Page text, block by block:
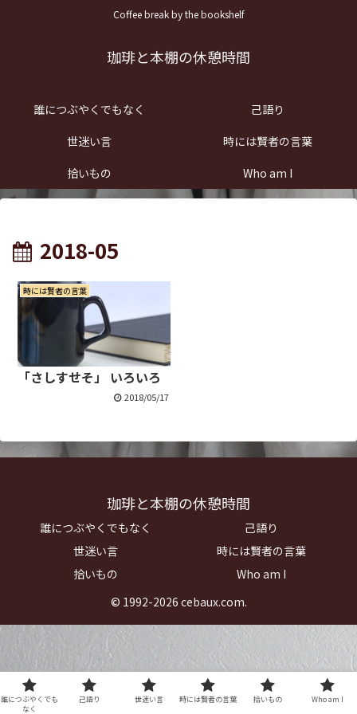
Coffee break by the bookshelf
珈琲と本棚の休憩時間
誰につぶやくでもなく
己語り
世迷い言
時には賢者の言葉
拾いもの
Who am I
2018-05
時には賢者の言葉
「さしすせそ」 いろいろ
2018/05/17
珈琲と本棚の休憩時間
誰につぶやくでもなく
己語り
世迷い言
時には賢者の言葉
拾いもの
Who am I
© 1992-2026 cebaux.com.
誰につぶやくでも
なく
己語り 世迷い言 時には賢者の言葉 拾いもの Who am I